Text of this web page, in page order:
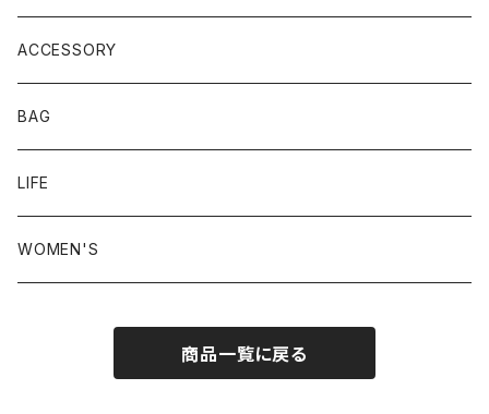
23.5-24.0 cm
24.0-24.5 cm
24.5-25.0 cm
25.0-25.5 cm
26.0-26.5 cm
ACCESSORY
BAG
LIFE
WOMEN'S
商品一覧に戻る